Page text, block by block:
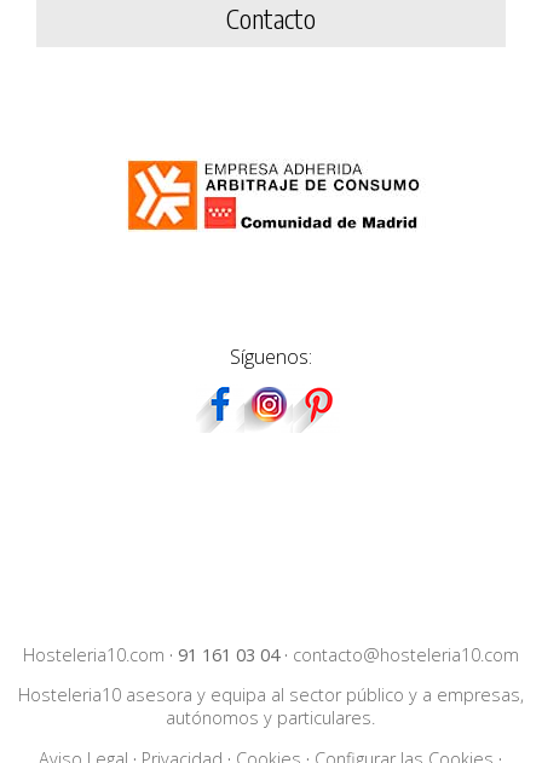
Contacto
Síguenos:
Hosteleria10.com · 91 161 03 04· contacto@hosteleria10.com
Hosteleria10 asesora y equipa al sector público y a empresas,
autónomos y particulares.
Aviso Legal · Privacidad · Cookies · Configurar las Cookies ·